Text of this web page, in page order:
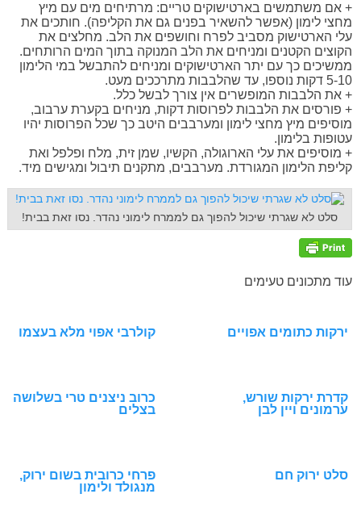
+ אם משתמשים בארטישוקים טריים: מרתיחים מים עם מיץ
מחצי לימון (אפשר להשאיר בפנים גם את הקליפה). חותכים את
עלי הארטישוק מסביב לפרח וחושפים את הלב. מחלצים את
הקוצים הקטנים ומניחים את הלב המנוקה בתוך המים הרותחים.
ממשיכים כך עם יתר הארטישוקים ומניחים להתבשל במי הלימון
5-10 דקות נוספו, עד שהלבבות מתרככים מעט.
+ את הלבבות המופשרים אין צורך לבשל כלל.
+ פורסים את הלבבות לפרוסות דקות, מניחים בקערת ערבוב,
מוסיפים מיץ מחצי לימון ומערבבים היטב כך שכל הפרוסות יהיו
עטופות בלימון.
+ מוסיפים את עלי הארוגולה, הקשיו, שמן זית, מלח ופלפל ואת
קליפת הלימון המגורדת. מערבבים, מתקנים תיבול ומגישים מיד.
סלט לא שגרתי שיכול להפוך גם לממרח לימוני נהדר. נסו זאת בבית!
עוד מתכונים טעימים
ירקות כתומים אפויים קולרבי אפוי מלא בעצמו
קדרת ירקות שורש,
ערמונים ויין לבן
כרוב ניצנים טרי בשלושה
בצלים
סלט ירוק חם
פרחי כרובית בשום ירוק,
מנגולד ולימון